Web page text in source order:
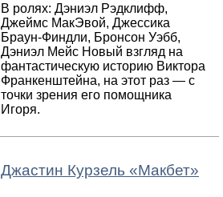
В ролях: Дэниэл Рэдклифф,
Джеймс МакЭвой, Джессика
Браун-Финдли, Бронсон Уэбб,
Дэниэл Мейс Новый взгляд на
фантастическую историю Виктора
Франкенштейна, на этот раз — с
точки зрения его помощника
Игоря.
Джастин Курзель «Макбет»